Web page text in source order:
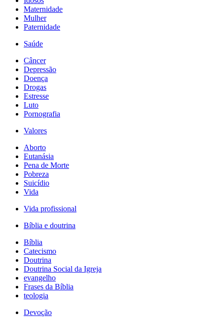
Maternidade
Mulher
Paternidade
Saúde
Câncer
Depressão
Doença
Drogas
Estresse
Luto
Pornografia
Valores
Aborto
Eutanásia
Pena de Morte
Pobreza
Suicídio
Vida
Vida profissional
Bíblia e doutrina
Bíblia
Catecismo
Doutrina
Doutrina Social da Igreja
evangelho
Frases da Bíblia
teologia
Devoção